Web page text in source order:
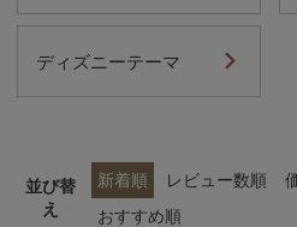
送料とお支払い方法について
返品特約について
会員規約について
ディズニーテーマ
並び替
え
新着順 レビュー数順
おすすめ順